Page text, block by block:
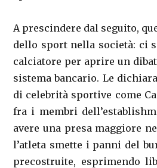
A prescindere dal seguito,
dello sport nella società: ci
calciatore per aprire un
sistema bancario. Le
di celebrità sportive come
fra i membri
avere una presa maggiore
l’atleta smette i panni del
precostruite, esprimendo